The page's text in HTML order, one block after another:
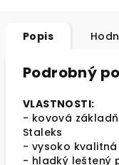
Popis
Podrobný
VLASTNOSTI:
- kovová
Staleks
- vysoko
- hladký leštený